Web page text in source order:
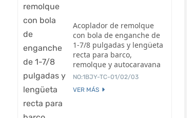
Acoplador de remolque
con bola de enganche de
1-7/8 pulgadas y lengüeta
recta para barco,
remolque y autocaravana
NO:1BJY-TC-01/02/03
VER MÁS